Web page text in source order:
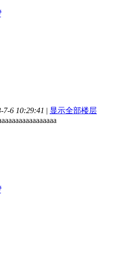
7-6 10:29:41 | 显示全部楼层